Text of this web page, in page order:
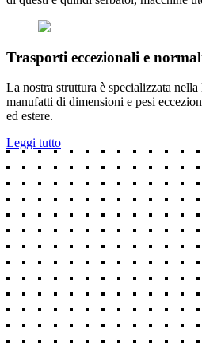
Trasporti eccezionali e
La nostra struttura è specializzata
manufatti di dimensioni e pesi
ed estere.
Leggi tutto